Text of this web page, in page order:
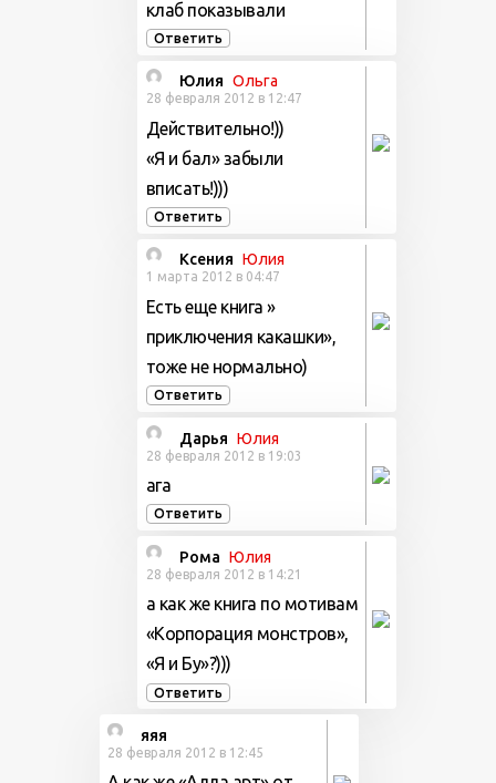
клаб показывали
Ответить
Юлия Ольга
28 февраля 2012 в 12:47
Действительно!))
«Я и бал» забыли
вписать!)))
Ответить
Ксения Юлия
1 марта 2012 в 04:47
Есть еще книга »
приключения какашки»,
тоже не нормально)
Ответить
Дарья Юлия
28 февраля 2012 в 19:03
ага
Ответить
Рома Юлия
28 февраля 2012 в 14:21
а как же книга по мотивам
«Корпорация монстров»,
«Я и Бу»?)))
Ответить
яяя
28 февраля 2012 в 12:45